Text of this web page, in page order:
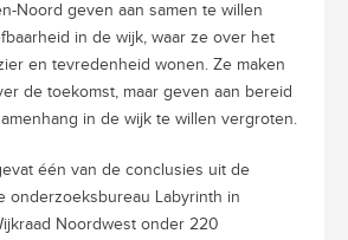
Noord geven aan samen te willen
in de wijk, waar ze over het
en tevredenheid wonen. Ze maken
de toekomst, maar geven aan bereid
in de wijk te willen vergroten.
één van de conclusies uit de
onderzoeksbureau Labyrinth in
Noordwest onder 220